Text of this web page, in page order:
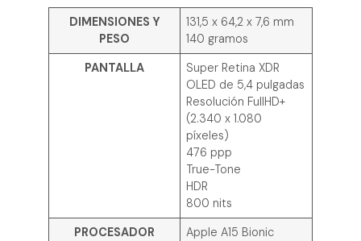
DIMENSIONES Y
PESO
131,5 x 64,2 x 7,6 mm
140 gramos
PANTALLA
Super Retina XDR
OLED de 5,4 pulgadas
Resolución FullHD+
(2.340 x 1.080
píxeles)
476 ppp
True-Tone
HDR
800 nits
PROCESADOR
Apple A15 Bionic